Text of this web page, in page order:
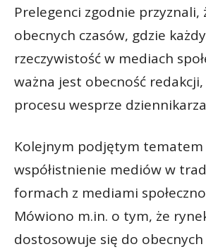
Prelegenci zgodnie przyznali,
obecnych czasów, gdzie
rzeczywistość w mediach
ważna jest obecność
procesu wesprze
Kolejnym podjętym tematem
współistnienie mediów w
formach z mediami
Mówiono m.in. o tym, że
dostosowuje się do